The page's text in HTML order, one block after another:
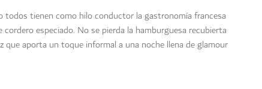
todos tienen como hilo conductor la gastronomía francesa
especiado. No se pierda la hamburguesa recubierta
aporta un toque informal a una noche llena de glamour